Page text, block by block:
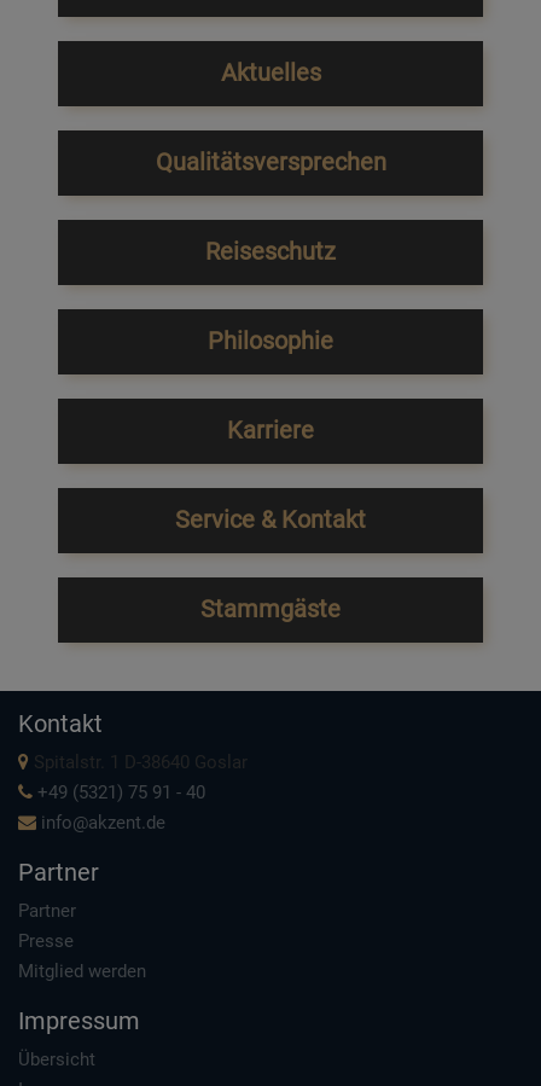
Aktuelles
Qualitätsversprechen
Reiseschutz
Philosophie
Karriere
Service & Kontakt
Stammgäste
Kontakt
Spitalstr. 1 D-38640 Goslar
+49 (5321) 75 91 - 40
info@akzent.de
Partner
Partner
Presse
Mitglied werden
Impressum
Übersicht